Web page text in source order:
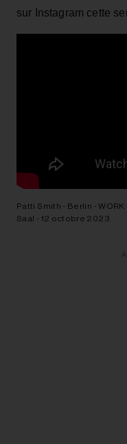
sur Instagram cette
Patti Smith - Berlin -
Saal - 12 octobre 2023